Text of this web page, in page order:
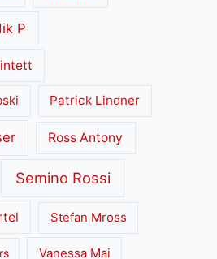
P
Patrick Lindner
Ross Antony
Semino Rossi
Stefan Mross
Vanessa Mai